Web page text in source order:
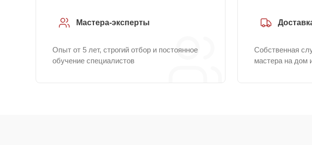
Мастера-эксперты
Опыт от 5 лет, строгий отбор и постоянное
обучение специалистов
Собственная
мастера на дом